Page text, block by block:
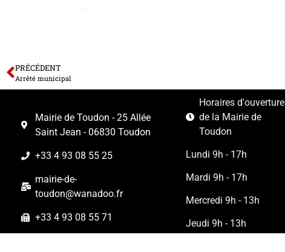
PRÉCÉDENT
Arrêté municipal
Mairie de Toudon - 25 Allée
Saint Jean - 06830 Toudon
+33 4 93 08 55 25
mairie-de-
toudon@wanadoo.fr
+33 4 93 08 55 71
Horaires d'ouverture
de la Mairie de
Toudon
Lundi 9h - 17h
Mardi 9h - 17h
Mercredi 9h - 13h
Jeudi 9h - 13h